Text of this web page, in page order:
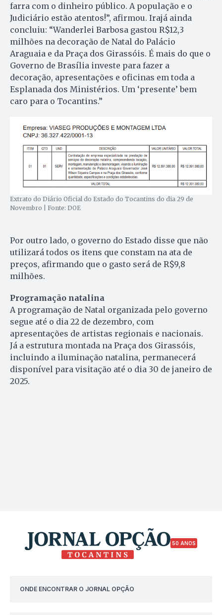
farra com o dinheiro público. A população e o
Judiciário estão atentos!”, afirmou. Irajá ainda
concluiu: “Wanderlei Barbosa gastou R$12,3
milhões na decoração de Natal do Palácio
Araguaia e da Praça dos Girassóis. É mais do que o
Governo de Brasília investe para fazer a
decoração, apresentações e oficinas em toda a
Esplanada dos Ministérios. Um ‘presente’ bem
caro para o Tocantins.”
Extrato do Diário Oficial do Estado do Tocantins do dia 29 de
Novembro | Fonte: DOE
Por outro lado, o governo do Estado disse que não
utilizará todos os itens que constam na ata de
preços, afirmando que o gasto será de R$9,8
milhões.
Programação natalina
A programação de Natal organizada pelo governo
segue até o dia 22 de dezembro, com
apresentações de artistas regionais e nacionais.
Já a estrutura montada na Praça dos Girassóis,
incluindo a iluminação natalina, permanecerá
disponível para visitação até o dia 30 de janeiro de
2025.
50 ANOS
ONDE ENCONTRAR O JORNAL OPÇÃO